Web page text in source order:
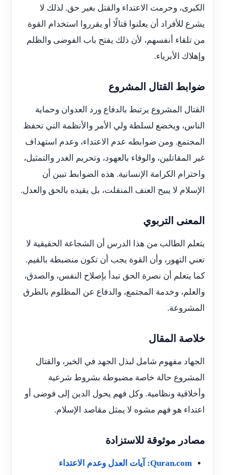
الكبرى، وحرمت الاعتداء والقتل بغير حق. لذلك لا
يشرع للأفراد أن يعلنوا قتالًا أو يقرروا استخدام القوة
من تلقاء أنفسهم، لأن ذلك يفتح باب الفوضى والظلم
وإهلاك الأبرياء.
ضوابط القتال المشروع
القتال المشروع يرتبط بالدفاع ورد العدوان وحماية
الناس، ويخضع لسلطة ولي الأمر والأنظمة التي تحفظ
المجتمع. ومن ضوابطه عدم الاعتداء، وعدم استهداف
غير المقاتلين، والوفاء بالعهود، وتحريم الغدر والتمثيل،
واحترام الكرامة الإنسانية. هذه الضوابط تبين أن
الإسلام لا يبيح العنف المنفلت، بل يقيده بالحق والعدل.
المعنى التربوي
يتعلم الطالب من هذا الدرس أن الشجاعة الحقيقية لا
تعني التهور، وأن القوة يجب أن تكون منضبطة بالقيم.
كما يتعلم أن نصرة الحق تبدأ بإصلاح النفس، والصدق،
والعلم، وخدمة المجتمع، والدفاع عن المظلوم بالطرق
المشروعة.
خلاصة المقال
الجهاد مفهوم شامل لبذل الجهد في الخير، والقتال
المشروع حالة خاصة مضبوطة بشروط شرعية
وأخلاقية ونظامية. وكل فهم يحول الدين إلى فوضى أو
اعتداء هو فهم مشوه لا يمثل مقاصد الإسلام.
مصادر موثوقة للاستزادة
Quran.com: آيات العدل وعدم الاعتداء